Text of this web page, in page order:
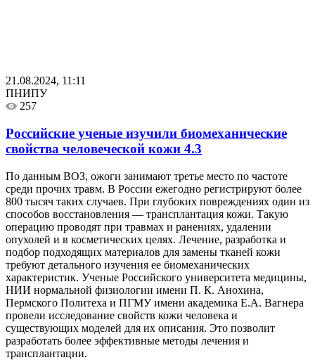
21.08.2024, 11:11
ПНИПУ
257
Российские ученые изучили биомеханические
свойства человеческой кожи 4.3
По данным ВОЗ, ожоги занимают третье место по частоте
среди прочих травм. В России ежегодно регистрируют более
800 тысяч таких случаев. При глубоких повреждениях один из
способов восстановления — трансплантация кожи. Такую
операцию проводят при травмах и ранениях, удалении
опухолей и в косметических целях. Лечение, разработка и
подбор подходящих материалов для замены тканей кожи
требуют детального изучения ее биомеханических
характеристик. Ученые Российского университета медицины,
НИИ нормальной физиологии имени П. К. Анохина,
Пермского Политеха и ПГМУ имени академика Е.А. Вагнера
провели исследование свойств кожи человека и
существующих моделей для их описания. Это позволит
разработать более эффективные методы лечения и
трансплантации.